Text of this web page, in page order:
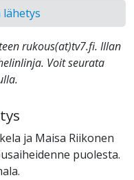
rukous(at)tv7.fi. Illan
Voit seurata
ja Maisa Riikonen
puolesta.